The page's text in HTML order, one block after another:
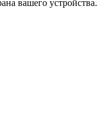
вашего устройства.